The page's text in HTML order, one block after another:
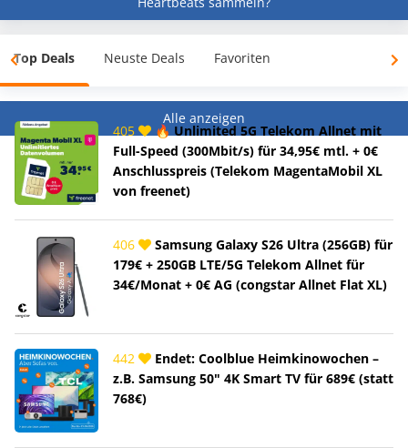
Top Deals Neuste Deals Favoriten
Alle anzeigen
405
🔥 Unlimited 5G Telekom Allnet mit
Full-Speed (300Mbit/s) für 34,95€ mtl. + 0€
Anschlusspreis (Telekom MagentaMobil XL
von freenet)
406
Samsung Galaxy S26 Ultra (256GB) für
179€ + 250GB LTE/5G Telekom Allnet für
34€/Monat + 0€ AG (congstar Allnet Flat XL)
442
Endet: Coolblue Heimkinowochen –
z.B. Samsung 50" 4K Smart TV für 689€ (statt
768€)